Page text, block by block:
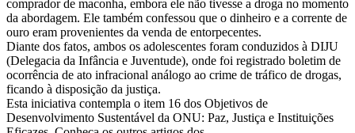
comprador de maconha, embora ele não tivesse a droga no momento
da abordagem. Ele também confessou que o dinheiro e a corrente de
ouro eram provenientes da venda de entorpecentes.
Diante dos fatos, ambos os adolescentes foram conduzidos à DIJU
(Delegacia da Infância e Juventude), onde foi registrado boletim de
ocorrência de ato infracional análogo ao crime de tráfico de drogas,
ficando à disposição da justiça.
Esta iniciativa contempla o item 16 dos Objetivos de
Desenvolvimento Sustentável da ONU: Paz, Justiça e Instituições